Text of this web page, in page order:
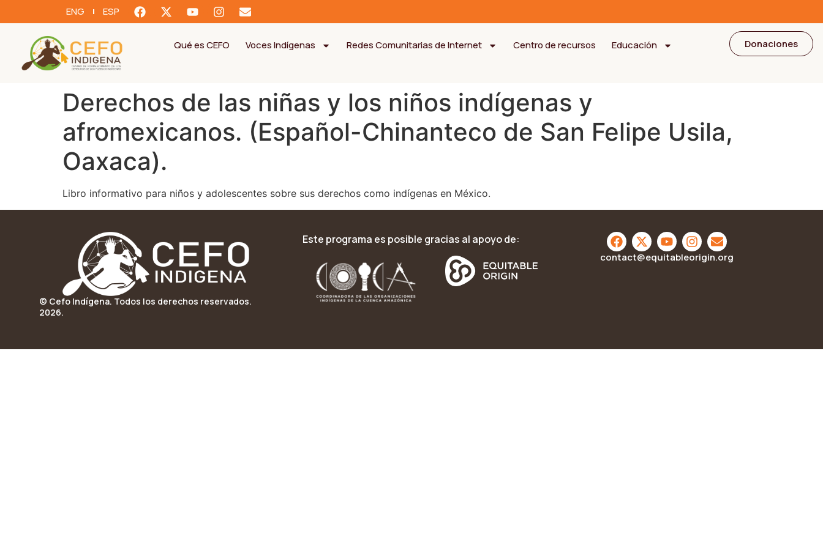
ENG ESP
Qué es CEFO Voces Indígenas Redes Comunitarias de Internet Centro de recursos Educación Donaciones
Derechos de las niñas y los niños indígenas y
afromexicanos. (Español-Chinanteco de San Felipe Usila,
Oaxaca).
Libro informativo para niños y adolescentes sobre sus derechos como indígenas en México.
© Cefo Indígena. Todos los derechos reservados.
2026.
Este programa es posible gracias al apoyo de:
contact@equitableorigin.org